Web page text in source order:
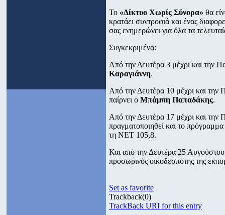
Το «Δίκτυο Χωρίς Σύνορα» θα
κρατάει συντροφιά και ένας
σας ενημερώνει για όλα τα
Συγκεκριμένα:
Από την Δευτέρα 3 μέχρι και την
Καραγιάννη.
Από την Δευτέρα 10 μέχρι και
παίρνει ο Μπάμπη Παπαδάκης.
Από την Δευτέρα 17 μέχρι και
πραγματοποιηθεί και το
τη ΝΕΤ 105,8.
Και από την Δευτέρα 25
προσωρινός οικοδεσπότης της
Set as favorite
Trackback(0)
TrackBack URI for this entry